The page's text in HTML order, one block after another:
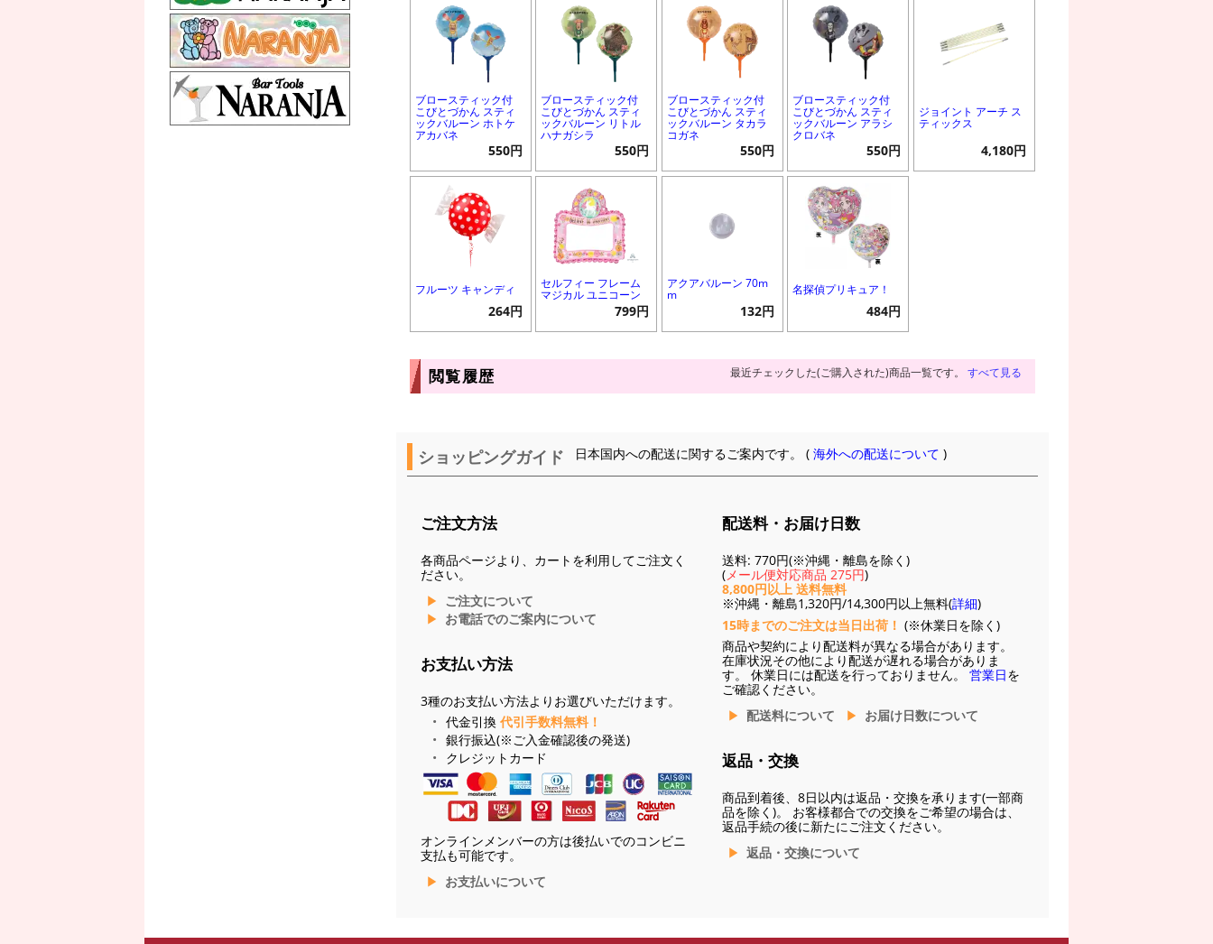
ブロースティック付
こびとづかん スティ
ックバルーン ホトケ
アカバネ
550円
ブロースティック付
こびとづかん スティ
ックバルーン リトル
ハナガシラ
550円
ブロースティック付
こびとづかん スティ
ックバルーン タカラ
コガネ
550円
ブロースティック付
こびとづかん スティ
ックバルーン アラシ
クロバネ
550円
ジョイント アーチ ス
ティックス
4,180円
フルーツ キャンディ
264円
セルフィー フレーム
マジカル ユニコーン
799円
アクアバルーン 70m
m
132円
名探偵プリキュア！
484円
閲覧履歴 最近チェックした(ご購入された)商品一覧です。 すべて見る
ショッピングガイド 日本国内への配送に関するご案内です。 (海外への配送について )
ご注文方法
各商品ページより、カートを利用してご注文く
ださい。
ご注文について
お電話でのご案内について
お支払い方法
3種のお支払い方法よりお選びいただけます。
代金引換 代引手数料無料！
銀行振込(※ご入金確認後の発送)
クレジットカード
オンラインメンバーの方は後払いでのコンビニ
支払も可能です。
お支払いについて
配送料・お届け日数
送料: 770円(※沖縄・離島を除く)
(メール便対応商品 275円)
8,800円以上 送料無料
※沖縄・離島1,320円/14,300円以上無料(詳細)
15時までのご注文は当日出荷！ (※休業日を除く)
商品や契約により配送料が異なる場合があります。
在庫状況その他により配送が遅れる場合がありま
す。 休業日には配送を行っておりません。 営業日を
ご確認ください。
配送料について
お届け日数について
返品・交換
商品到着後、8日以内は返品・交換を承ります(一部商
品を除く)。 お客様都合での交換をご希望の場合は、
返品手続の後に新たにご注文ください。
返品・交換について